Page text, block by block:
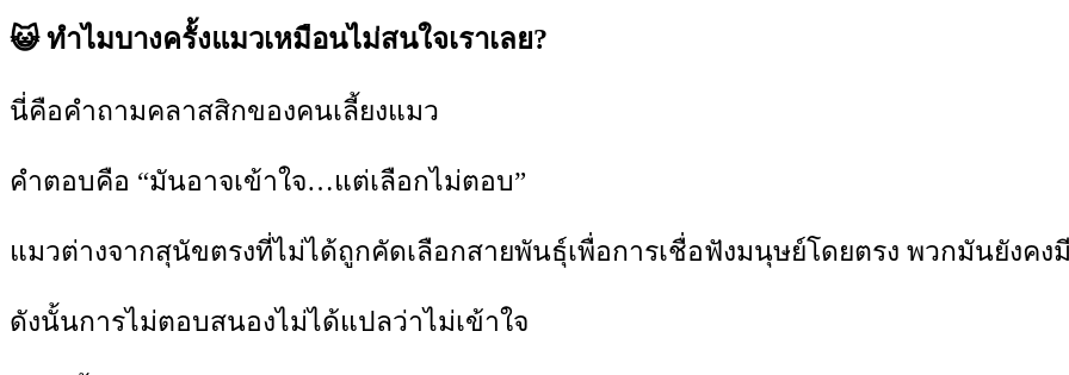
😺 ทำไมบางครั้งแมวเหมือนไม่สนใจเราเลย?
นี่คือคำถามคลาสสิกของคนเลี้ยงแมว
คำตอบคือ “มันอาจเข้าใจ…แต่เลือกไม่ตอบ”
แมวต่างจากสุนัขตรงที่ไม่ได้ถูกคัดเลือกสายพันธุ์เพื่อการเชื่อฟังมนุษย์โดยตรง พวกมันยังคง
ดังนั้นการไม่ตอบสนองไม่ได้แปลว่าไม่เข้าใจ